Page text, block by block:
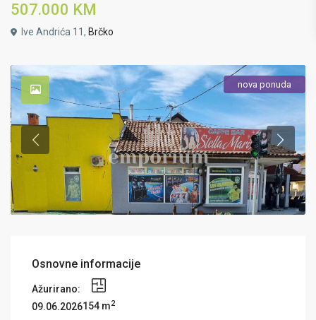
507.000 KM
Ive Andrića 11, Brčko
nova ponuda
Osnovne informacije
Ažurirano:
09.06.2026154 m2